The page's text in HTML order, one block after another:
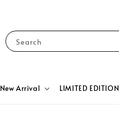
Search
New Arrival LIMITED EDITION